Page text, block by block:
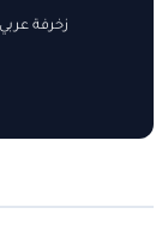
زخرفة